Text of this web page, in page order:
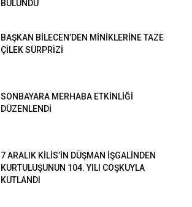
BULUNDU
BAŞKAN BİLECEN’DEN MİNİKLERİNE TAZE
ÇİLEK SÜRPRİZİ
SONBAYARA MERHABA ETKİNLİĞİ
DÜZENLENDİ
7 ARALIK KİLİS’İN DÜŞMAN İŞGALİNDEN
KURTULUŞUNUN 104. YILI COŞKUYLA
KUTLANDI